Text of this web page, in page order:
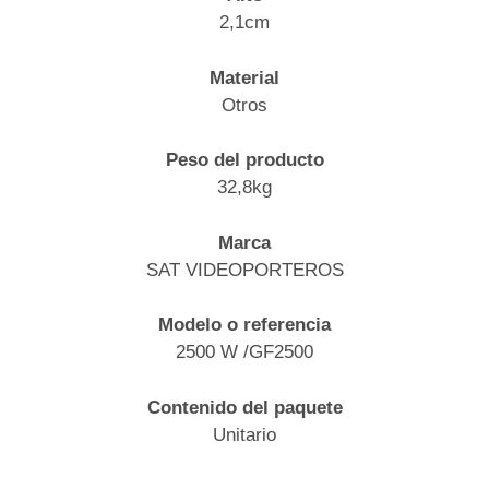
2,1cm
Material
Otros
Peso del producto
32,8kg
Marca
SAT VIDEOPORTEROS
Modelo o referencia
2500 W /GF2500
Contenido del paquete
Unitario